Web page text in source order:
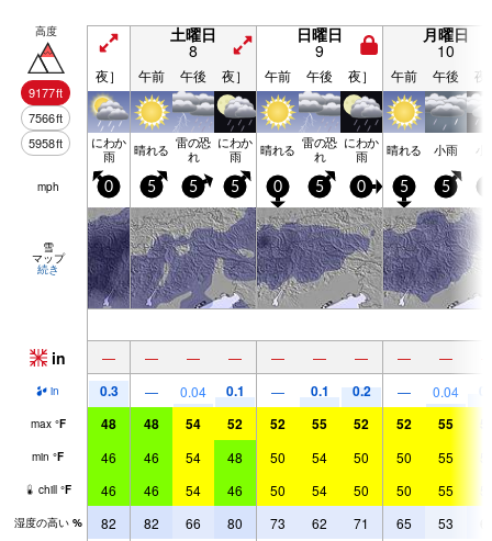
高度
9177ft
7566ft
5958ft
土曜日
8
日曜日
9
月曜日
10
夜］ 午前 午後 夜］ 午前 午後 夜］ 午前 午後 夜
にわか
雨 晴れる 雷の恐
れ
にわか
雨 晴れる 雷の恐
れ
にわか
雨 晴れる 小雨 小
mph 0 5 5 5 0 5 0 5 5
雪
マップ
続き
in — — — — — — — — —
in 0.3 — 0.04 0.1 — 0.1 0.2 — 0.04
max °F 48 48 54 52 52 55 52 52 55
min °F 46 46 54 48 50 54 50 50 55
chill °F 46 46 54 46 50 54 50 50 55
湿度の高い % 82 82 66 80 73 62 71 65 53